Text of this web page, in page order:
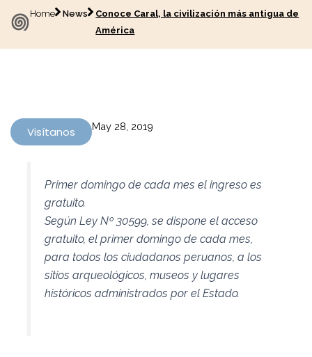
Home News
Conoce Caral, la civilización más antigua de
América
Visítanos May 28, 2019
Primer domingo de cada mes el ingreso es
gratuito.
Según Ley Nº 30599, se dispone el acceso
gratuito, el primer domingo de cada mes,
para todos los ciudadanos peruanos, a los
sitios arqueológicos, museos y lugares
históricos administrados por el Estado.